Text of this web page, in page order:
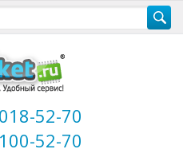
52-70
52-70